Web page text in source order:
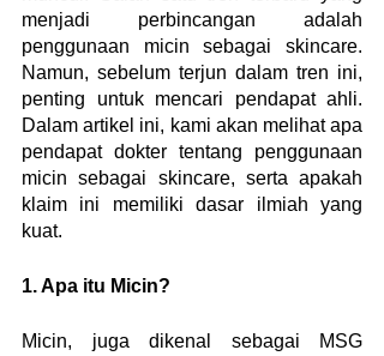
menjadi perbincangan adalah
penggunaan micin sebagai skincare.
Namun, sebelum terjun dalam tren ini,
penting untuk mencari pendapat ahli.
Dalam artikel ini, kami akan melihat apa
pendapat dokter tentang penggunaan
micin sebagai skincare, serta apakah
klaim ini memiliki dasar ilmiah yang
kuat.
1. Apa itu Micin?
Micin, juga dikenal sebagai MSG